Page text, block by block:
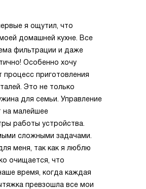
я ощутил, что
домашней кухне. Все
фильтрации и даже
Особенно хочу
приготовления
Это не только
для семьи. Управление
на малейшее
работы устройства.
сложными задачами.
меня, так как я люблю
очищается, что
время, когда каждая
превзошла все мои